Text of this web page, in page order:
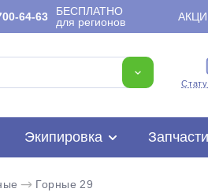
64-63
БЕСПЛАТНО
для регионов
Экипировка Запчасти
Горные 29